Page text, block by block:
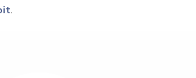
.